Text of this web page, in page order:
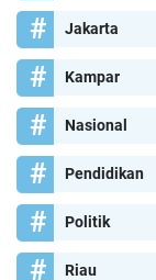
Jakarta
Kampar
Nasional
Pendidikan
Politik
Riau